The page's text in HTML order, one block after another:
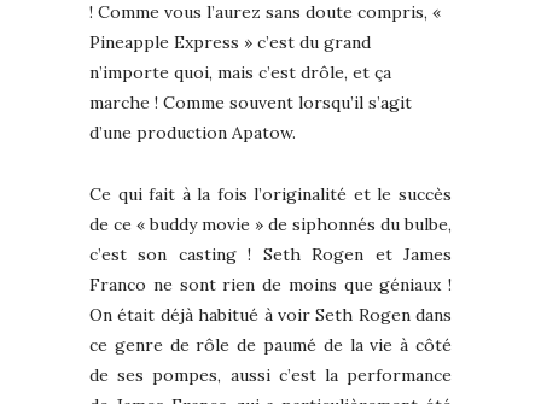
! Comme vous l’aurez sans doute compris, «
Pineapple Express » c’est du grand
n’importe quoi, mais c’est drôle, et ça
marche ! Comme souvent lorsqu’il s’agit
d’une production Apatow.
Ce qui fait à la fois l’originalité et le succès
de ce « buddy movie » de siphonnés du bulbe,
c’est son casting ! Seth Rogen et James
Franco ne sont rien de moins que géniaux !
On était déjà habitué à voir Seth Rogen dans
ce genre de rôle de paumé de la vie à côté
de ses pompes, aussi c’est la performance